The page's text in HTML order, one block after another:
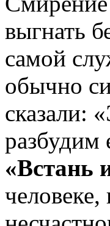
выгнать
самой
обычно
сказали:
разбудим
«Встань